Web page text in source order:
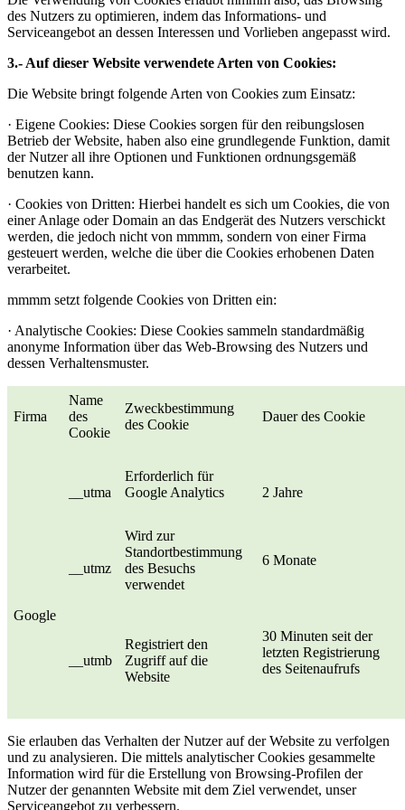
des Nutzers zu optimieren, indem das Informations- und
Serviceangebot an dessen Interessen und Vorlieben angepasst wird.
3.- Auf dieser Website verwendete Arten von Cookies:
Die Website bringt folgende Arten von Cookies zum Einsatz:
· Eigene Cookies: Diese Cookies sorgen für den reibungslosen
Betrieb der Website, haben also eine grundlegende Funktion, damit
der Nutzer all ihre Optionen und Funktionen ordnungsgemäß
benutzen kann.
· Cookies von Dritten: Hierbei handelt es sich um Cookies, die von
einer Anlage oder Domain an das Endgerät des Nutzers verschickt
werden, die jedoch nicht von mmmm, sondern von einer Firma
gesteuert werden, welche die über die Cookies erhobenen Daten
verarbeitet.
mmmm setzt folgende Cookies von Dritten ein:
· Analytische Cookies: Diese Cookies sammeln standardmäßig
anonyme Information über das Web-Browsing des Nutzers und
dessen Verhaltensmuster.
Firma
Name
des
Cookie
Zweckbestimmung
des Cookie
Dauer des Cookie
Google
__utma
Erforderlich für
Google Analytics
2 Jahre
__utmz
Wird zur
Standortbestimmung
des Besuchs
verwendet
6 Monate
__utmb
Registriert den
Zugriff auf die
Website
30 Minuten seit der
letzten Registrierung
des Seitenaufrufs
Sie erlauben das Verhalten der Nutzer auf der Website zu verfolgen
und zu analysieren. Die mittels analytischer Cookies gesammelte
Information wird für die Erstellung von Browsing-Profilen der
Nutzer der genannten Website mit dem Ziel verwendet, unser
Serviceangebot zu verbessern.